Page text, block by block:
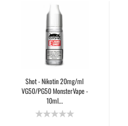
Shot - Nikotin 20mg/ml
VG50/PG50 MonsterVape -
10ml...